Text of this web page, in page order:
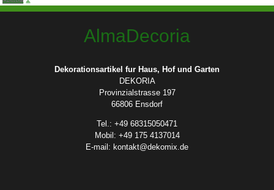
AlmaDecoria
Dekorationsartikel fur Haus, Hof und Garten
DEKORIA
Provinzialstrasse 197
66806 Ensdorf
Tel.: +49 68315050471
Mobil: +49 175 4137014
E-mail: kontakt@dekomix.de